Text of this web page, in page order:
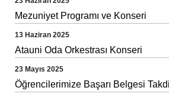
Mezuniyet Programı ve Konseri
13 Haziran 2025
Atauni Oda Orkestrası Konseri
23 Mayıs 2025
Öğrencilerimize Başarı Belgesi